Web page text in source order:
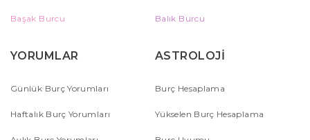
Başak Burcu Balık Burcu
YORUMLAR
Günlük Burç Yorumları
Haftalık Burç Yorumları
ASTROLOJİ
Burç Hesaplama
Yükselen Burç Hesaplama